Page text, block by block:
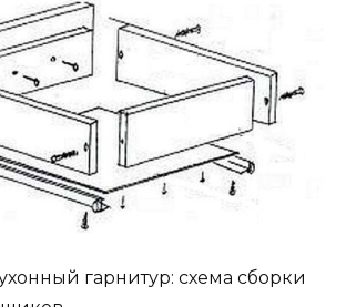
гарнитур: схема сборки